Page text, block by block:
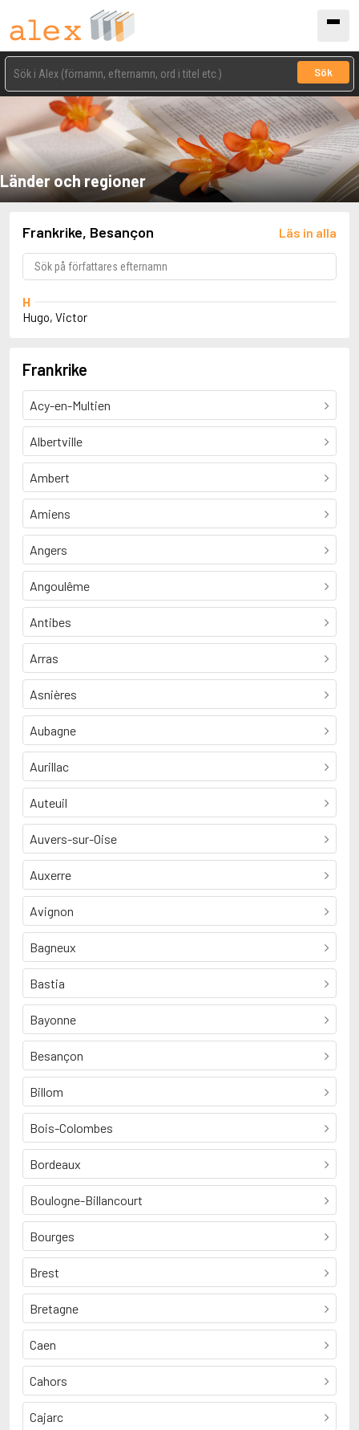
Sök
Länder och regioner
Frankrike, Besançon Läs in alla
H
Hugo, Victor
Frankrike
Acy-en-Multien
Albertville
Ambert
Amiens
Angers
Angoulême
Antibes
Arras
Asnières
Aubagne
Aurillac
Auteuil
Auvers-sur-Oise
Auxerre
Avignon
Bagneux
Bastia
Bayonne
Besançon
Billom
Bois-Colombes
Bordeaux
Boulogne-Billancourt
Bourges
Brest
Bretagne
Caen
Cahors
Cajarc